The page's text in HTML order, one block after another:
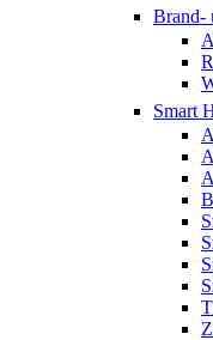
Brand-
Smart